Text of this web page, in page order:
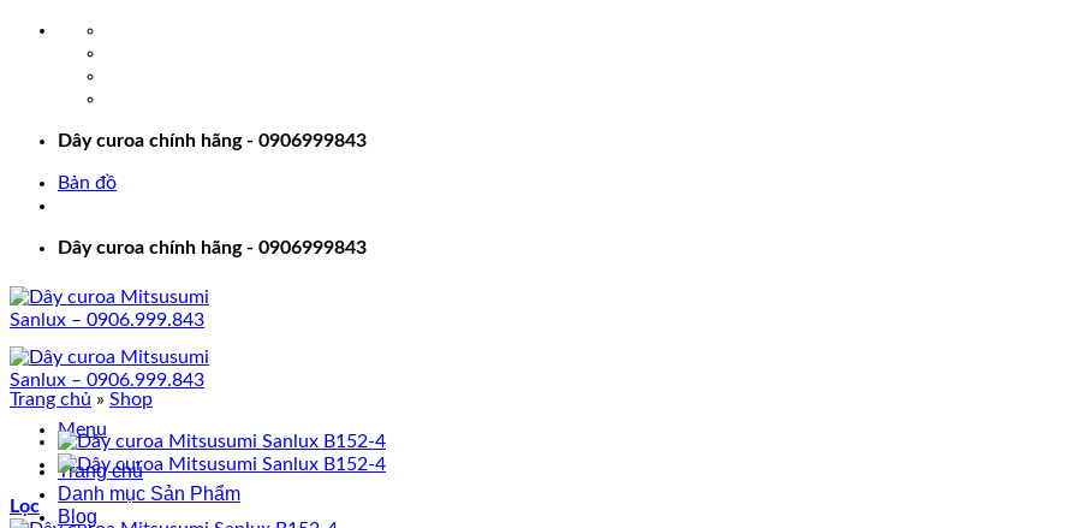
Dây curoa chính hãng - 0906999843
Bản đồ
Dây curoa chính hãng - 0906999843
Menu
Trang chủ
Danh mục Sản Phẩm
Blog
Trang chủ » Shop
Lọc